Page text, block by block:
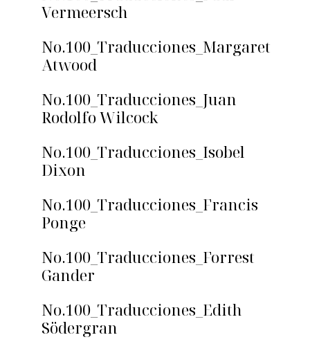
Vermeersch
No.100_Traducciones_Margaret
Atwood
No.100_Traducciones_Juan
Rodolfo Wilcock
No.100_Traducciones_Isobel
Dixon
No.100_Traducciones_Francis
Ponge
No.100_Traducciones_Forrest
Gander
No.100_Traducciones_Edith
Södergran